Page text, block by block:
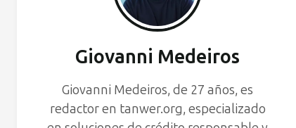
Giovanni Medeiros
Giovanni Medeiros, de 27 años, es
redactor en tanwer.org, especializado